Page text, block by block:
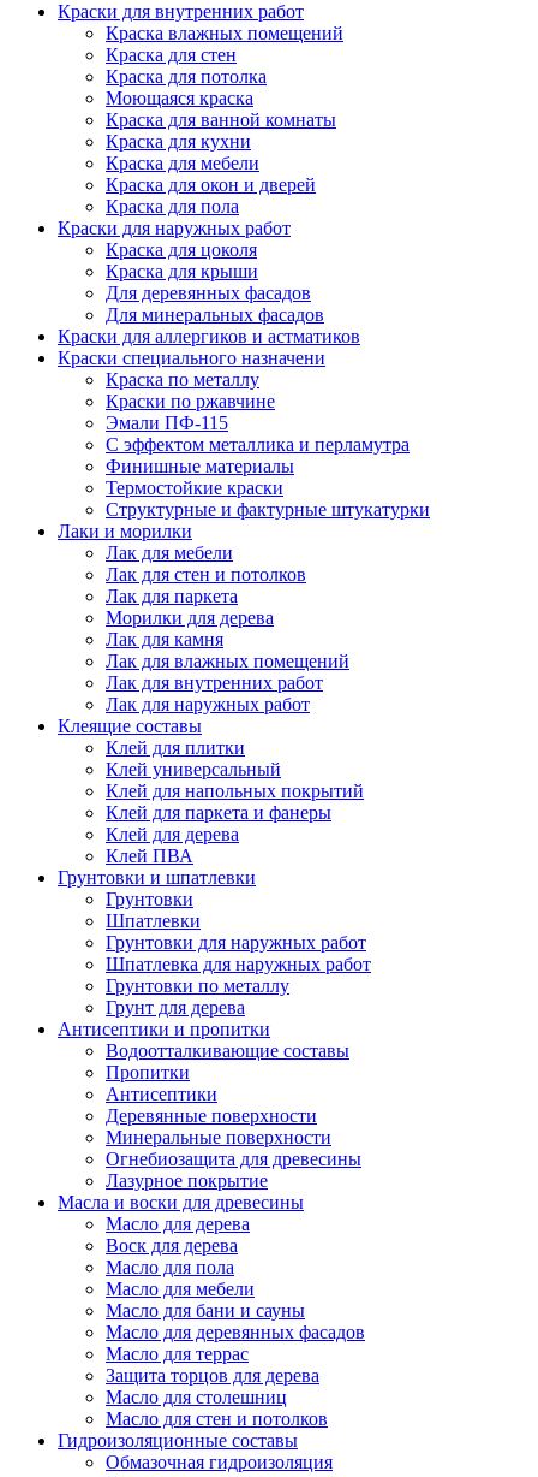
Краски для внутренних работ
Краска влажных помещений
Краска для стен
Краска для потолка
Моющаяся краска
Краска для ванной комнаты
Краска для кухни
Краска для мебели
Краска для окон и дверей
Краска для пола
Краски для наружных работ
Краска для цоколя
Краска для крыши
Для деревянных фасадов
Для минеральных фасадов
Краски для аллергиков и астматиков
Краски специального назначени
Краска по металлу
Краски по ржавчине
Эмали ПФ-115
С эффектом металлика и перламутра
Финишные материалы
Термостойкие краски
Структурные и фактурные штукатурки
Лаки и морилки
Лак для мебели
Лак для стен и потолков
Лак для паркета
Морилки для дерева
Лак для камня
Лак для влажных помещений
Лак для внутренних работ
Лак для наружных работ
Клеящие составы
Клей для плитки
Клей универсальный
Клей для напольных покрытий
Клей для паркета и фанеры
Клей для дерева
Клей ПВА
Грунтовки и шпатлевки
Грунтовки
Шпатлевки
Грунтовки для наружных работ
Шпатлевка для наружных работ
Грунтовки по металлу
Грунт для дерева
Антисептики и пропитки
Водоотталкивающие составы
Пропитки
Антисептики
Деревянные поверхности
Минеральные поверхности
Огнебиозащита для древесины
Лазурное покрытие
Масла и воски для древесины
Масло для дерева
Воск для дерева
Масло для пола
Масло для мебели
Масло для бани и сауны
Масло для деревянных фасадов
Масло для террас
Защита торцов для дерева
Масло для столешниц
Масло для стен и потолков
Гидроизоляционные составы
Обмазочная гидроизоляция